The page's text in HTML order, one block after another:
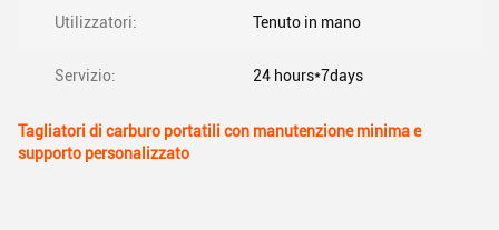
Utilizzatori: Tenuto in mano
Servizio: 24 hours*7days
Tagliatori di carburo portatili con manutenzione minima e
supporto personalizzato